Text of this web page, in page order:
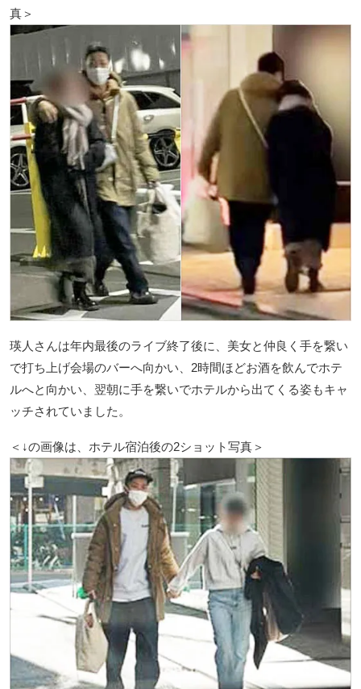
真＞
瑛人さんは年内最後のライブ終了後に、美女と仲良く手を繋い
で打ち上げ会場のバーへ向かい、2時間ほどお酒を飲んでホテ
ルへと向かい、翌朝に手を繋いでホテルから出てくる姿もキャ
ッチされていました。
＜↓の画像は、ホテル宿泊後の2ショット写真＞